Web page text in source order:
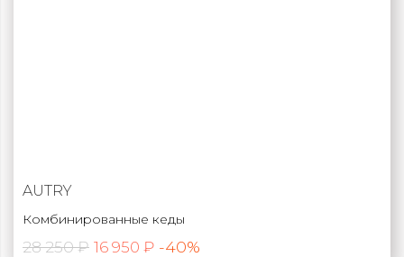
AUTRY
Комбинированные кеды
28 250 ₽ 16 950 ₽ -40%